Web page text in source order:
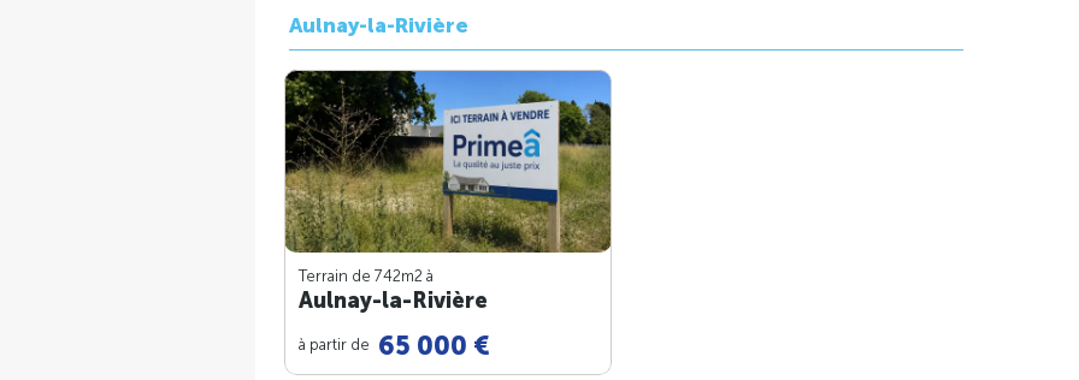
Aulnay-la-Rivière
Terrain de 742m2 à
Aulnay-la-Rivière
à partir de 65 000 €